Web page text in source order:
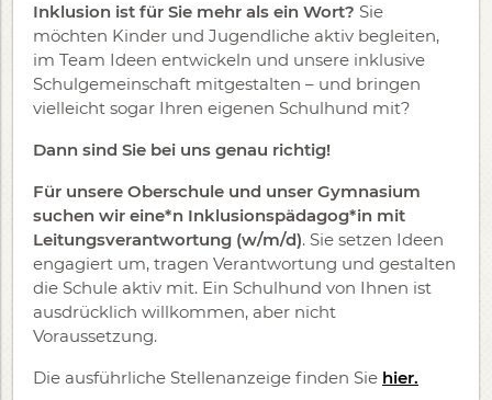
Inklusion ist für Sie mehr als ein Wort? Sie
möchten Kinder und Jugendliche aktiv begleiten,
im Team Ideen entwickeln und unsere inklusive
Schulgemeinschaft mitgestalten – und bringen
vielleicht sogar Ihren eigenen Schulhund mit?
Dann sind Sie bei uns genau richtig!
Für unsere Oberschule und unser Gymnasium
suchen wir eine*n Inklusionspädagog*in mit
Leitungsverantwortung (w/m/d). Sie setzen Ideen
engagiert um, tragen Verantwortung und gestalten
die Schule aktiv mit. Ein Schulhund von Ihnen ist
ausdrücklich willkommen, aber nicht
Voraussetzung.
Die ausführliche Stellenanzeige finden Sie hier.